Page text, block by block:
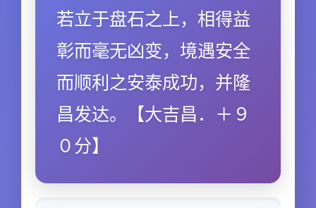
若立于盘石之上，相得益
彰而毫无凶变，境遇安全
而顺利之安泰成功，并隆
昌发达。【大吉昌．＋９
０分】